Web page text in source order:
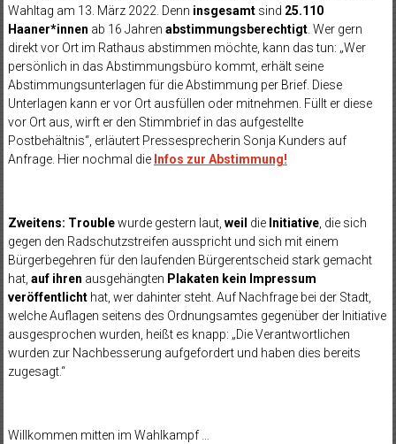
Wahltag am 13. März 2022. Denn insgesamtsind 25.110
Haaner*innen ab 16 Jahren abstimmungsberechtigt. Wer gern
direkt vor Ort im Rathaus abstimmen möchte, kann das tun: „Wer
persönlich in das Abstimmungsbüro kommt, erhält seine
Abstimmungsunterlagen für die Abstimmung per Brief. Diese
Unterlagen kann er vor Ort ausfüllen oder mitnehmen. Füllt er diese
vor Ort aus, wirft er den Stimmbrief in das aufgestellte
Postbehältnis“, erläutert Pressesprecherin Sonja Kunders auf
Anfrage. Hier nochmal die Infos zur Abstimmung!
Zweitens: Troublewurde gestern laut, weil die Initiative, die sich
gegen den Radschutzstreifen ausspricht und sich mit einem
Bürgerbegehren für den laufenden Bürgerentscheid stark gemacht
hat, auf ihren ausgehängten Plakaten kein Impressum
veröffentlichthat, wer dahinter steht. Auf Nachfrage bei der Stadt,
welche Auflagen seitens des Ordnungsamtes gegenüber der Initiative
ausgesprochen wurden, heißt es knapp: „Die Verantwortlichen
wurden zur Nachbesserung aufgefordert und haben dies bereits
zugesagt.“
Willkommen mitten im Wahlkampf …